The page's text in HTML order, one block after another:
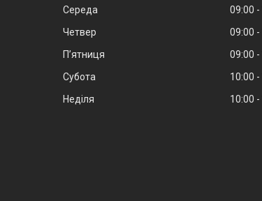
Середа
09:00
Четвер
09:00
Пʼятниця
09:00
Субота
10:00
Неділя
10:00